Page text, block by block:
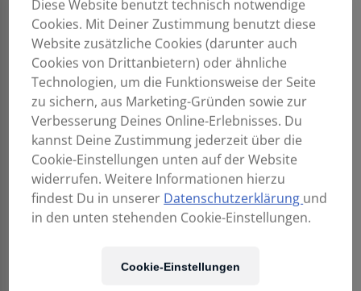
MAESTRO GUITARS
Original Series
Raffles MH CSB C
2.490,00
MAESTRO GUITARS
Original Series
Rosetta FMSB 4
2.690,00
€
Diese Website benutzt technisch notwendige
Cookies. Mit Deiner Zustimmung benutzt diese
Website zusätzliche Cookies (darunter auch
Cookies von Drittanbietern) oder ähnliche
Technologien, um die Funktionsweise der Seite
zu sichern, aus Marketing-Gründen sowie zur
Verbesserung Deines Online-Erlebnisses. Du
kannst Deine Zustimmung jederzeit über die
Cookie-Einstellungen unten auf der Website
widerrufen. Weitere Informationen hierzu
findest Du in unserer Datenschutzerklärung und
in den unten stehenden Cookie-Einstellungen.
Cookie-Einstellungen